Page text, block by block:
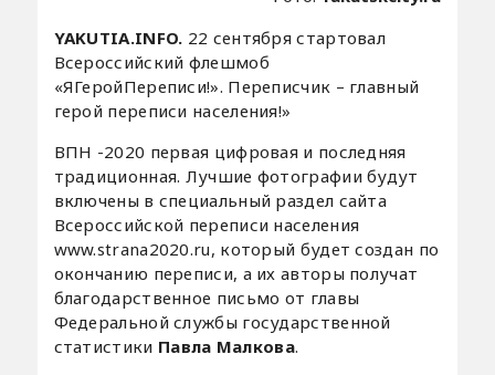
YAKUTIA.INFO. 22 сентября стартовал
Всероссийский флешмоб
«ЯГеройПереписи!». Переписчик – главный
герой переписи населения!»
ВПН -2020 первая цифровая и последняя
традиционная. Лучшие фотографии будут
включены в специальный раздел сайта
Всероссийской переписи населения
www.strana2020.ru, который будет создан по
окончанию переписи, а их авторы получат
благодарственное письмо от главы
Федеральной службы государственной
статистики Павла Малкова.